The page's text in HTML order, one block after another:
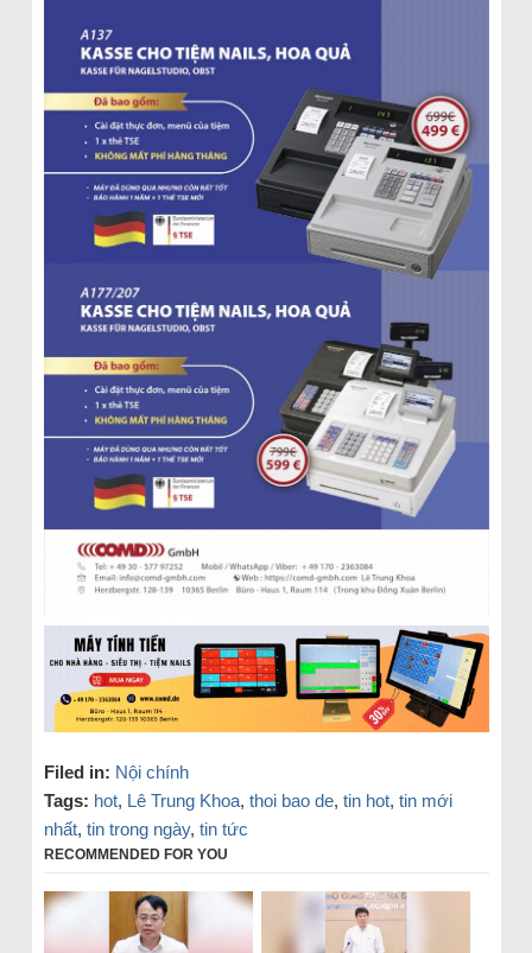
Filed in: Nội chính
Tags: hot, Lê Trung Khoa, thoi bao de, tin hot, tin mới
nhất, tin trong ngày, tin tức
RECOMMENDED FOR YOU